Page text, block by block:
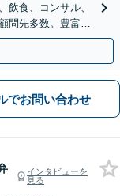
飲食、コンサル、
問先多数。豊富な
談可】
でお問い合わせ
インタビューを
見る